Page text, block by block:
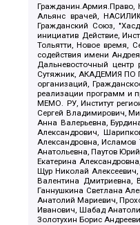
Гражданин.Армия.Право,
Альянс врачей,
Гражданский Союз,
инициатив Действие,
Тольятти, Новое время,
содействия имени
Дальневосточный центр
Сутяжник, АКАДЕМИЯ ПО
организаций,
реализации программ и
МЕМО. РУ, Институт
Сергей Владимирович,
Анна Валерьевна,
Александрович,
Александровна,
Анатольевна, Паутов
Екатерина
Щур Николай
Валентина Дмитриевна,
Ганнушкина Светлана
Анатолий Мариевич,
Иванович, Шабад
Золотухин Борис